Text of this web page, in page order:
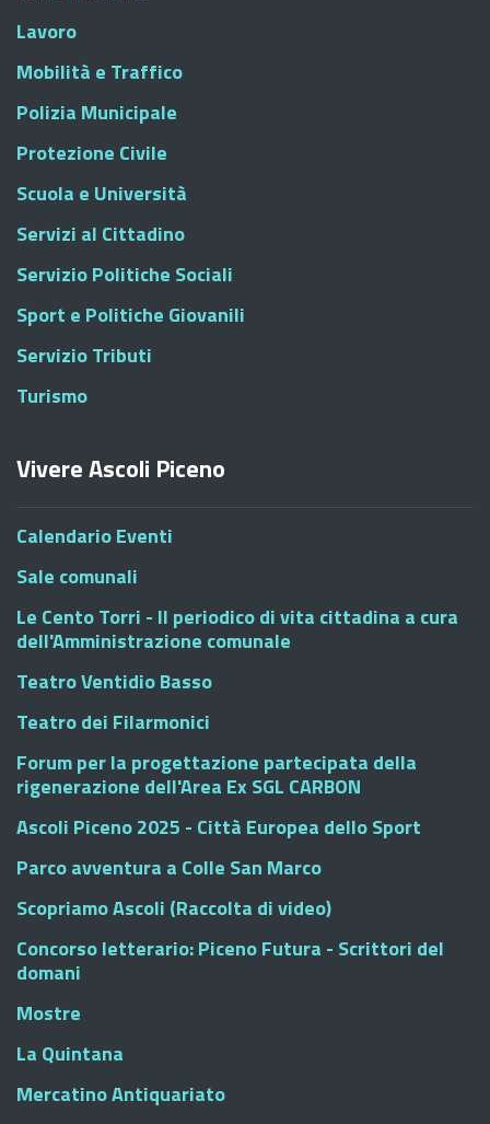
Lavoro
Mobilità e Traffico
Polizia Municipale
Protezione Civile
Scuola e Università
Servizi al Cittadino
Servizio Politiche Sociali
Sport e Politiche Giovanili
Servizio Tributi
Turismo
Vivere Ascoli Piceno
Calendario Eventi
Sale comunali
Le Cento Torri - Il periodico di vita cittadina a cura
dell'Amministrazione comunale
Teatro Ventidio Basso
Teatro dei Filarmonici
Forum per la progettazione partecipata della
rigenerazione dell'Area Ex SGL CARBON
Ascoli Piceno 2025 - Città Europea dello Sport
Parco avventura a Colle San Marco
Scopriamo Ascoli (Raccolta di video)
Concorso letterario: Piceno Futura - Scrittori del
domani
Mostre
La Quintana
Mercatino Antiquariato